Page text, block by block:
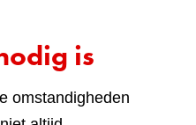
is
omstandigheden